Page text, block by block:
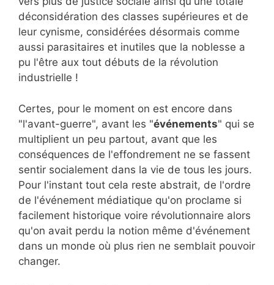
déconsidération des classes supérieures et de
leur cynisme, considérées désormais comme
aussi parasitaires et inutiles que la noblesse a
pu l'être aux tout débuts de la révolution
industrielle !
Certes, pour le moment on est encore dans
"l'avant-guerre", avant les "événements" qui se
multiplient un peu partout, avant que les
conséquences de l'effondrement ne se fassent
sentir socialement dans la vie de tous les jours.
Pour l'instant tout cela reste abstrait, de l'ordre
de l'événement médiatique qu'on proclame si
facilement historique voire révolutionnaire alors
qu'on avait perdu la notion même d'événement
dans un monde où plus rien ne semblait pouvoir
changer.